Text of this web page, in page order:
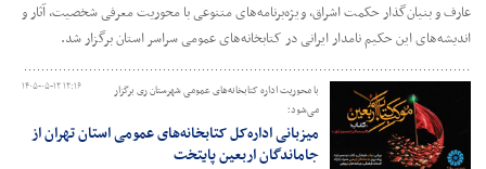
عارف و بنیان‌گذار حکمت اشراق، ویژه‌برنامه‌های متنوعی با محوریت معرفی شخصیت، آثار و
اندیشه‌های این حکیم نامدار ایرانی در کتابخانه‌های عمومی سراسر استان برگزار شد.
۱۴۰۵-۰۵-۱۲ ۱۲:۱۶
با محوریت اداره کتابخانه‌های عمومی شهرستان ری برگزار
می‌شود؛
میزبانی اداره‌کل کتابخانه‌های عمومی استان تهران از
جاماندگان اربعین پایتخت